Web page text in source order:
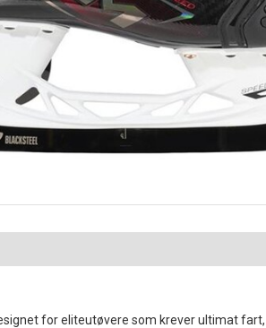
for eliteutøvere som krever ultimat